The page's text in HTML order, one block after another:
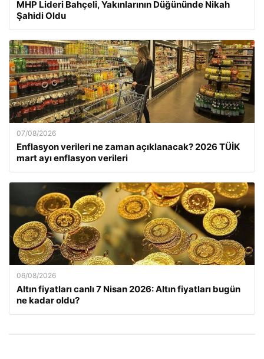
MHP Lideri Bahçeli, Yakınlarının Düğününde Nikah
Şahidi Oldu
07/08/2026
Enflasyon verileri ne zaman açıklanacak? 2026 TÜİK
mart ayı enflasyon verileri
06/08/2026
Altın fiyatları canlı 7 Nisan 2026: Altın fiyatları bugün
ne kadar oldu?